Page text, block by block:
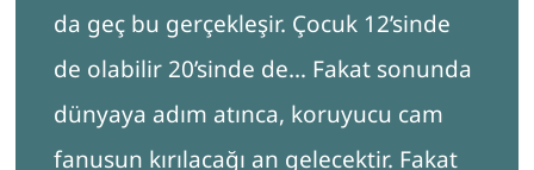
da geç bu gerçekleşir. Çocuk 12’sinde
de olabilir 20’sinde de… Fakat sonunda
dünyaya adım atınca, koruyucu cam
fanusun kırılacağı an gelecektir. Fakat